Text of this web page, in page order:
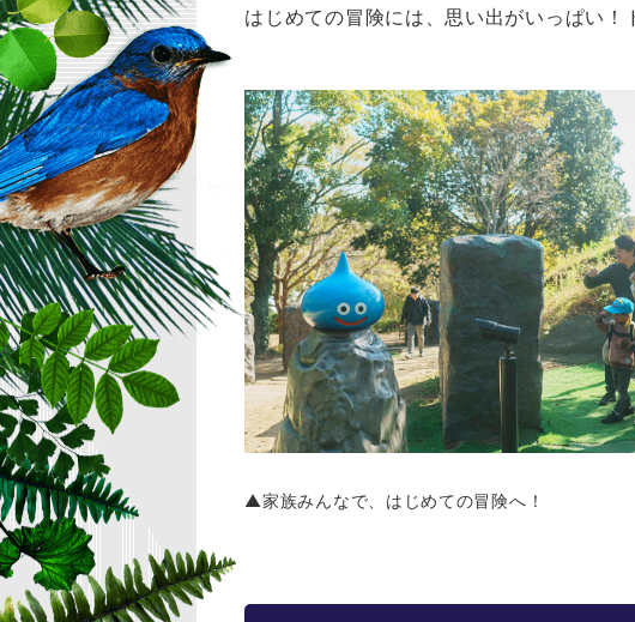
はじめての冒険には、思い出がいっぱい！
▲家族みんなで、はじめての冒険へ！